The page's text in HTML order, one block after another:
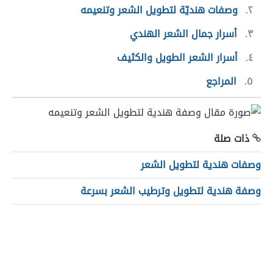
٢ وصفات هنديّة لتطويل الشعر وتنعيمه
٣ أسرار جمال الشعر الهندي
٤ أسرار الشعر الطويل والكثيف
٥
المراجع
ذات صلة
وصفات هندية لتطويل الشعر
وصفة هندية لتطويل وترطيب الشعر بسرعة